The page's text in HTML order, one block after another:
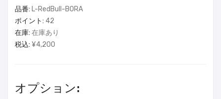
品番: L-RedBull-BORA
ポイント: 42
在庫: 在庫あり
税込: ¥4,200
オプション: